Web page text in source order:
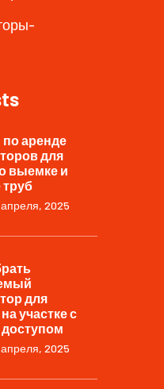
аренде
для
выемке и
труб
2025
для
участке с
2025